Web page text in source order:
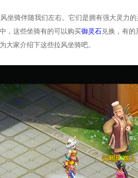
坐骑伴随我们左右。它们是拥有强大灵力
，这些坐骑有的可以购买御灵石兑换，有
大家介绍下这些拉风坐骑吧。